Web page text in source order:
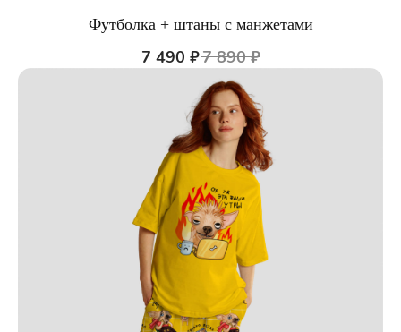
Футболка + штаны с манжетами
7 490 ₽7 890 ₽